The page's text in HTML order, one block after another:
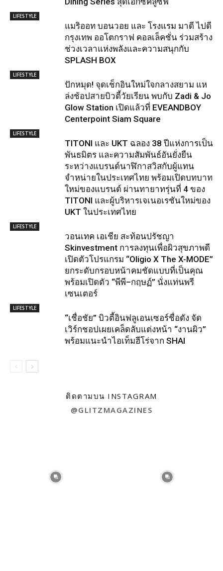
LIFESTYLE
แมริออท บอนวอย และ โรงแรม มาดี ไปดี
กรุงเทพ ออโตกราฟ คอลเล็คชั่น ร่วมสร้าง
ช่วงเวลาแห่งพลังและความสนุกกับ
SPLASH BOX
LIFESTYLE
ปักหมุด! จุดเช็กอินใหม่ใจกลางสยาม แห
ล่งช้อปสายบิวตี้วัยเรียน พบกับ Zadi & Jo
Glow Station เปิดแล้วที่ EVEANDBOY
Centerpoint Siam Square
LIFESTYLE
TITONI และ UKT ฉลอง 38 ปีแห่งการเป็น
พันธมิตร และความสัมพันธ์อันยั่งยืน
ระหว่างแบรนด์นาฬิกาสวิสกับผู้แทน
จำหน่ายในประเทศไทย พร้อมเปิดบทบาท
ใหม่ของแบรนด์ ผ่านทายาทรุ่นที่ 4 ของ
TITONI และผู้บริหารเจเนอเรชันใหม่ของ
UKT ในประเทศไทย
LIFESTYLE
วอนเทค เอเชีย สะท้อนปรัชญา
Skinvestment การลงทุนเพื่อผิวสุขภาพดี
เปิดตัวโปรแกรม “Oligio X The X-MODE”
ยกระดับกรอบหน้าคมชัดแบบที่เป็นคุณ
พร้อมเปิดตัว “พีพี–กฤษฏ์” นั่งแท่นพรี
เซนเตอร์
LIFESTYLE
“เชื่อชัย” บิวตี้อินฟลูเอนเซอร์ชื่อดัง จัด
เวิร์กชอปเผยเคล็ดลับแต่งหน้า “งานผิว”
พร้อมแนะนำไอเท็มฮีโร่จาก SHAI
ติดตามบน INSTAGRAM
@GLITZMAGAZINES